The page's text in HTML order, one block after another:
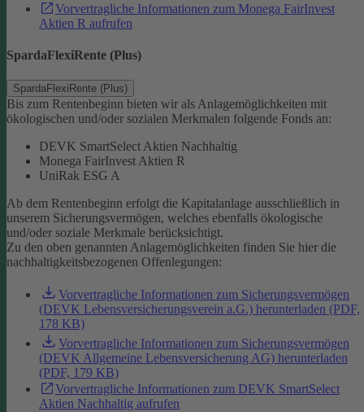
Vorvertragliche Informationen zum Monega FairInvest
Aktien R aufrufen
SpardaFlexiRente (Plus)
SpardaFlexiRente (Plus)
Bis zum Rentenbeginn bieten wir als Anlagemöglichkeiten mit
ökologischen und/oder sozialen Merkmalen folgende Fonds an:
DEVK SmartSelect Aktien Nachhaltig
Monega FairInvest Aktien R
UniRak ESG A
Ab dem Rentenbeginn erfolgt die Kapitalanlage ausschließlich in
unserem Sicherungsvermögen, welches ebenfalls ökologische
und/oder soziale Merkmale berücksichtigt.
Zu den oben genannten Anlagemöglichkeiten finden Sie hier die
nachhaltigkeitsbezogenen Offenlegungen:
Vorvertragliche Informationen zum Sicherungsvermögen
(DEVK Lebensversicherungsverein a.G.) herunterladen (PDF,
178 KB)
Vorvertragliche Informationen zum Sicherungsvermögen
(DEVK Allgemeine Lebensversicherung AG) herunterladen
(PDF, 179 KB)
Vorvertragliche Informationen zum DEVK SmartSelect
Aktien Nachhaltig aufrufen